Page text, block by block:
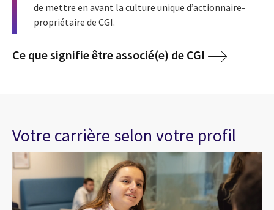
de mettre en avant la culture unique d’actionnaire-
propriétaire de CGI.
Ce que signifie être associé(e) de CGI
Votre carrière selon votre profil